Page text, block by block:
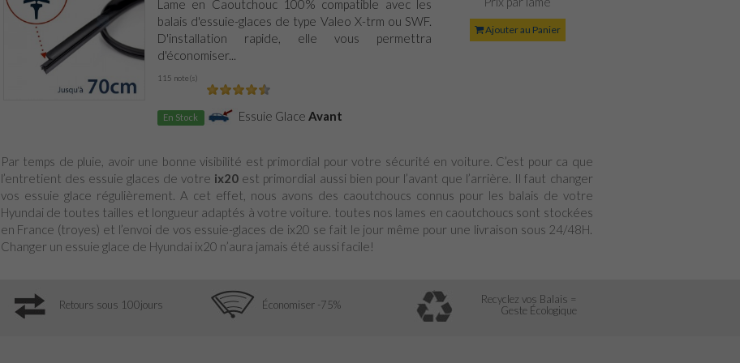
Lame en Caoutchouc 100% compatible avec les
balais d'essuie-glaces de type Valeo X-trm ou SWF.
D'installation rapide, elle vous permettra
d'économiser...
115 note(s)
En Stock Essuie GlaceAvant
Ajouter au Panier
Par temps de pluie, avoir une bonne visibilité est primordial pour votre sécurité en voiture. C’est pour ca que
l’entretient des essuie glaces de votre ix20 est primordial aussi bien pour l’avant que l’arrière. Il faut changer
vos essuie glace régulièrement. A cet effet, nous avons des caoutchoucs connus pour les balais de votre
Hyundai de toutes tailles et longueur adaptés à votre voiture. toutes nos lames en caoutchoucs sont stockées
en France (troyes) et l’envoi de vos essuie-glaces de ix20 se fait le jour même pour une livraison sous 24/48H.
Changer un essuie glace de Hyundai ix20 n’aura jamais été aussi facile!
Retours sous 100jours Économiser -75%
Recyclez vos Balais =
Geste Écologique